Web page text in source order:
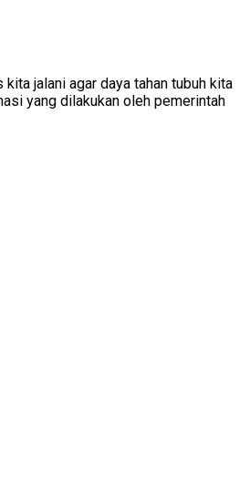
jalani agar daya tahan tubuh kita
yang dilakukan oleh pemerintah